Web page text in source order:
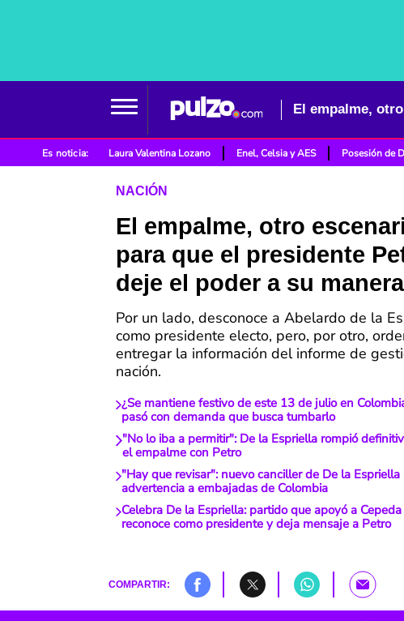
El empalme,
Es noticia: Laura Valentina Lozano Enel, Celsia y AES Posesión de
NACIÓN
El empalme, otro
para que el presidente
deje el poder a su manera
Por un lado, desconoce a Abelardo de la
como presidente electo, pero, por otro,
entregar la información del informe de
nación.
¿Se mantiene festivo de este 13 de julio en
pasó con demanda que busca tumbarlo
"No lo iba a permitir": De la Espriella rompió
el empalme con Petro
"Hay que revisar": nuevo canciller de De la
advertencia a embajadas de Colombia
Celebra De la Espriella: partido que apoyó a
reconoce como presidente y deja mensaje a Petro
COMPARTIR: